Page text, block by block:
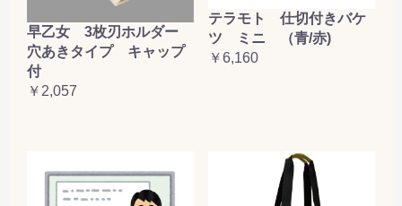
早乙女 3枚刃ホルダー
穴あきタイプ キャップ
付
￥2,057
テラモト 仕切付きバケ
ツ ミニ （青/赤)
￥6,160